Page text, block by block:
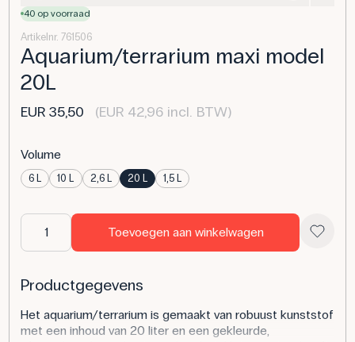
40 op voorraad
Artikelnr. 761506
Aquarium/terrarium maxi model
20L
EUR 35,50 (EUR 42,96 incl. BTW)
Volume
6 L 10 L 2,6 L 20 L 1,5 L
Toevoegen aan winkelwagen
Productgegevens
Het aquarium/terrarium is gemaakt van robuust kunststof
met een inhoud van 20 liter en een gekleurde,